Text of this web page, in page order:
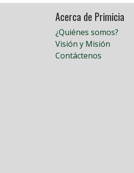
Acerca de Primicia
¿Quiénes somos?
Visión y Misión
Contáctenos